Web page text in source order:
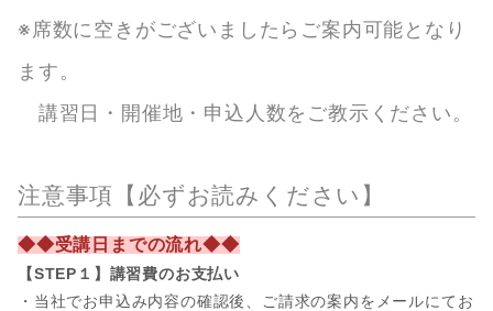
※席数に空きがございましたらご案内可能となり
ます。
講習日・開催地・申込人数をご教示ください。
注意事項【必ずお読みください】
◆◆受講日までの流れ◆◆
【STEP１】講習費のお支払い
・当社でお申込み内容の確認後、ご請求の案内をメールにてお